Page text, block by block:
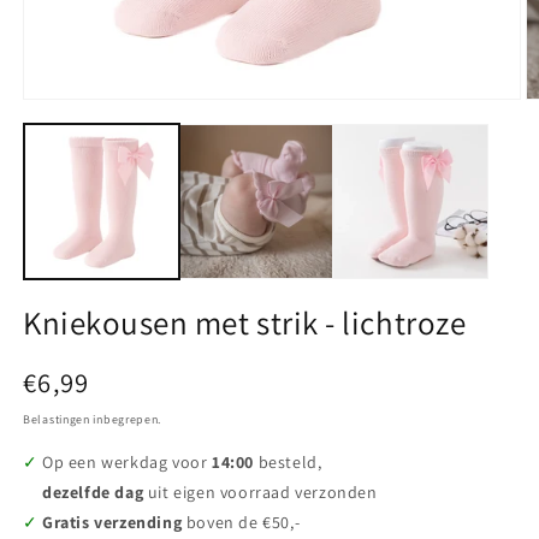
1
openen
Kniekousen met strik - lichtroze
Normale
prijs
€6,99
Belastingen inbegrepen.
Op een werkdag voor 14:00 besteld,
dezelfde dag uit eigen voorraad verzonden
Gratis verzending boven de €50,-